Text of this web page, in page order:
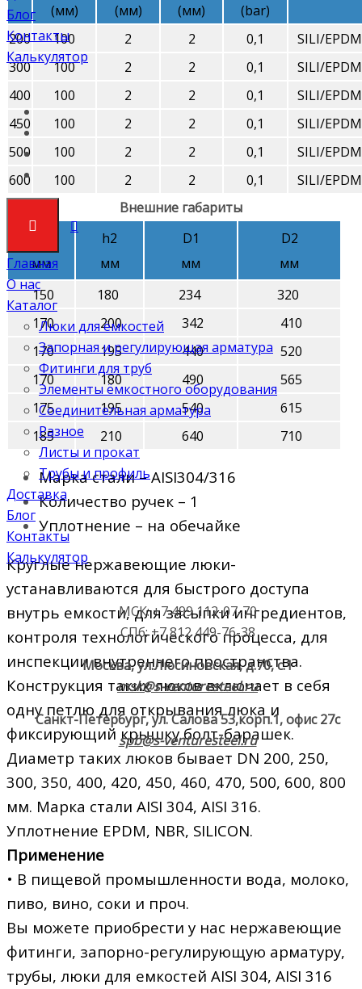
Блог
Контакты
Калькулятор
Главная
О нас
Каталог
Люки для ёмкостей
Запорная и регулирующая арматура
Фитинги для труб
Элементы ёмкостного оборудования
Соединительная арматура
Разное
Листы и прокат
Трубы и профиль
Доставка
Блог
Контакты
Калькулятор
МСК: +7 499 112-07-70
СПб: +7 812 449-76-38
Москва, ул.Люсиновская, д.70, с.1
msk@s-venturesteel.ru
Санкт-Петербург, ул. Салова 53,корп.1, офис 27с
spb@s-venturesteel.ru
(мм)
(мм)
(мм)
(bar)
200 100 2 2 0,1
SILI/EPDM
300
100 2 2 0,1
SILI/EPDM
400
100 2 2 0,1
SILI/EPDM
450
100 2 2 0,1
SILI/EPDM
500
100 2 2 0,1
SILI/EPDM
600
100 2 2 0,1
SILI/EPDM
Внешние габариты
мм
h2
мм
D1
мм
D2
мм
150
180 234
320
170
200 342
410
170
195 440
520
170
180 490
565
175
195 540
615
185
210 640 710
Марка стали – AISI304/316
Количество ручек – 1
Уплотнение – на обечайке
Круглые нержавеющие люки-
устанавливаются для быстрого доступа
внутрь емкости, для засыпки ингредиентов,
контроля технологического процесса, для
инспекции внутреннего пространства.
Конструкция таких люков включает в себя
одну петлю для открывания люка и
фиксирующий крышку болт-барашек.
Диаметр таких люков бывает DN 200, 250,
300, 350, 400, 420, 450, 460, 470, 500, 600, 800
мм. Марка стали AISI 304, AISI 316.
Уплотнение EPDM, NBR, SILICON.
Применение
• В пищевой промышленности вода, молоко,
пиво, вино, соки и проч.
Вы можете приобрести у нас нержавеющие
фитинги, запорно-регулирующую арматуру,
трубы, люки для емкостей AISI 304, AISI 316